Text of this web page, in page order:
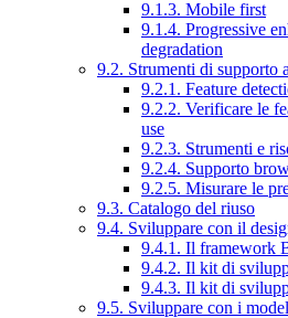
9.1.3. Mobile first
9.1.4. Progressive
degradation
9.2. Strumenti di supporto
9.2.1. Feature
9.2.2. Verificare le
use
9.2.3. Strumenti e
9.2.4. Supporto
9.2.5. Misurare le
9.3. Catalogo del riuso
9.4. Sviluppare con il
9.4.1. Il framework
9.4.2. Il kit di
9.4.3. Il kit di
9.5. Sviluppare con i